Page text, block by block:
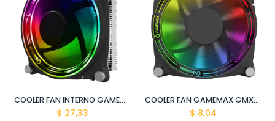
COOLER FAN INTERNO GAMEMAX GAMMA 300 rainbow
$ 27,33
COOLER FAN GAMEMAX GMX-12-DBB
$ 8,04